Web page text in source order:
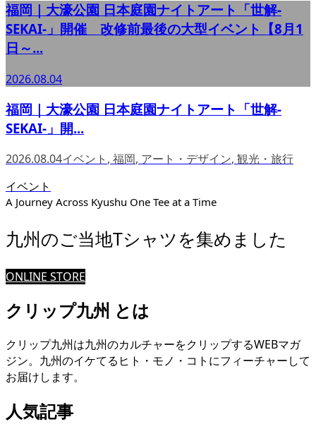
福岡｜大濠公園 日本庭園ナイトアート「世解-
SEKAI-」開催 改修前最後の大型イベント【8月1
日～...
2026.08.04
福岡｜大濠公園 日本庭園ナイトアート「世解-
SEKAI-」開...
2026.08.04イベント , 福岡, アート・デザイン, 観光・旅行
イベント
A Journey Across Kyushu One Tee at a Time
九州のご当地Tシャツを集めました
ONLINE STORE
クリップ九州 とは
クリップ九州は九州のカルチャーをクリップするWEBマガ
ジン。九州のイケてるヒト・モノ・コトにフィーチャーして
お届けします。
人気記事